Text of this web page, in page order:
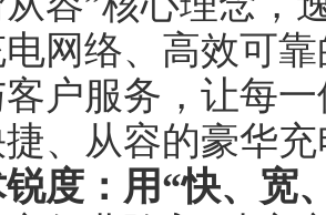
网络、高效可
户服务，让每
、从容的豪华
度：用“快、宽